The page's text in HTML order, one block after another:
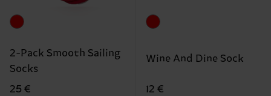
2-Pack Smooth Sailing
Socks
25 €
Wine And Dine Sock
12 €